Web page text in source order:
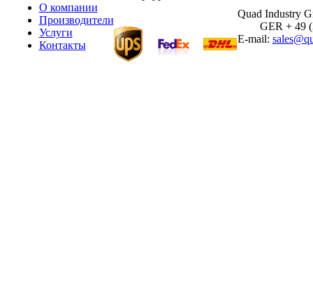
О компании
Производители
Услуги
Контакты
Quad Industry
GER + 49
E-mail: